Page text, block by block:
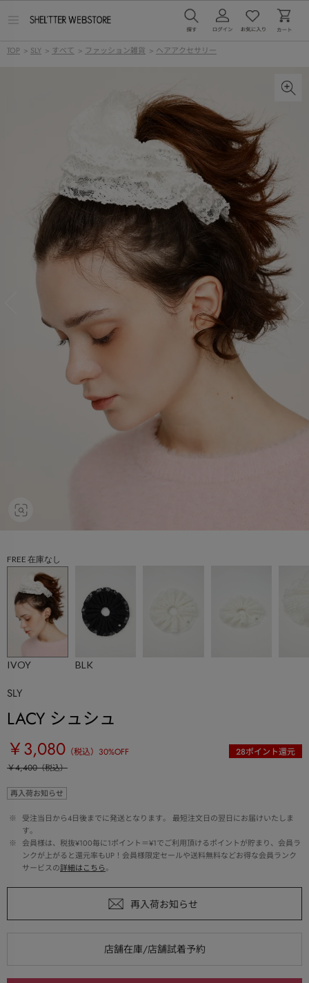
ー
TOP > SLY > すべて > ファッション雑貨 > ヘアアクセサリー
FREE 在庫なし
IVOY BLK
SLY
LACY シュシュ
￥3,080 （税込） 30%OFF 28ポイント還元
￥4,400（税込）
再入荷お知らせ
※
受注当日から4日後までに発送となります。 最短注文日の翌日にお届けいたしま
す。
※
会員様は、税抜¥100毎に1ポイント＝¥1でご利用頂けるポイントが貯まり、会員ラ
ンクが上がると還元率もUP！会員様限定セールや送料無料などお得な会員ランク
サービスの詳細はこちら。